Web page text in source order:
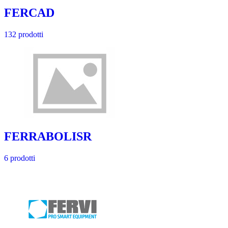
FERCAD
132 prodotti
FERRABOLISR
6 prodotti